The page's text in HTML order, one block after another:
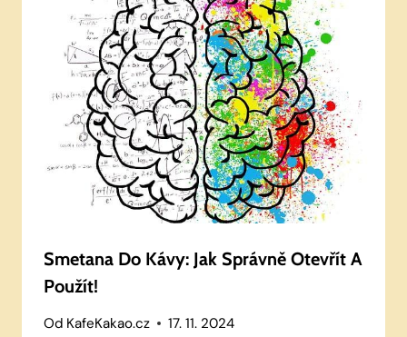
Smetana Do Kávy: Jak Správně Otevřít A
Použít!
Od KafeKakao.cz 17. 11. 2024